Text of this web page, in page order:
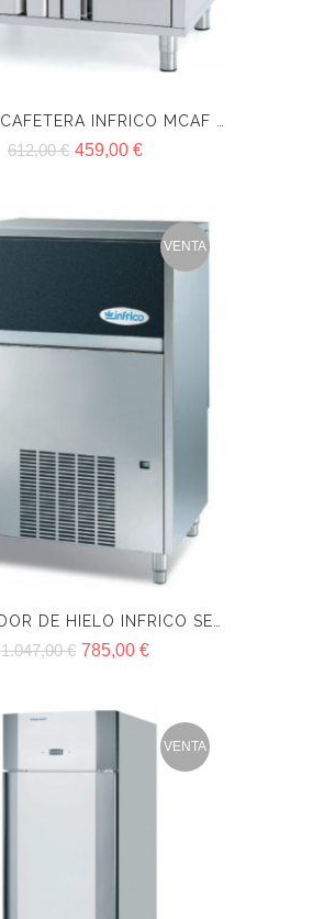
MUEBLE CAFETERA INFRICO MCAF 820
612,00 € 459,00 €
VENTA
1.047,00 € 785,00 €
VENTA